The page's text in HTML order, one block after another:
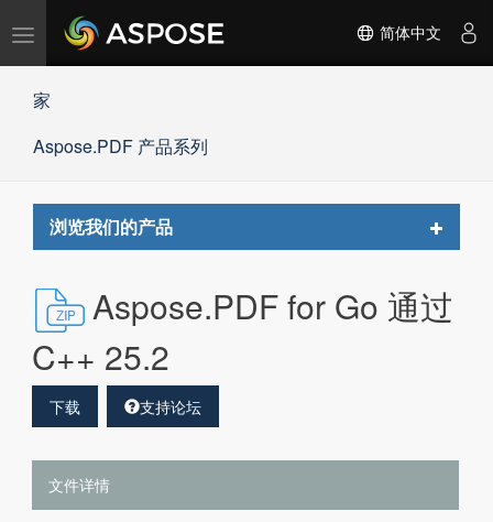
切
航
简体中文
家
Aspose.PDF 产品系列
浏览我们的产品
Toggle
Aspose.PDF for Go 通过
C++ 25.2
下载 支持论坛
文件详情